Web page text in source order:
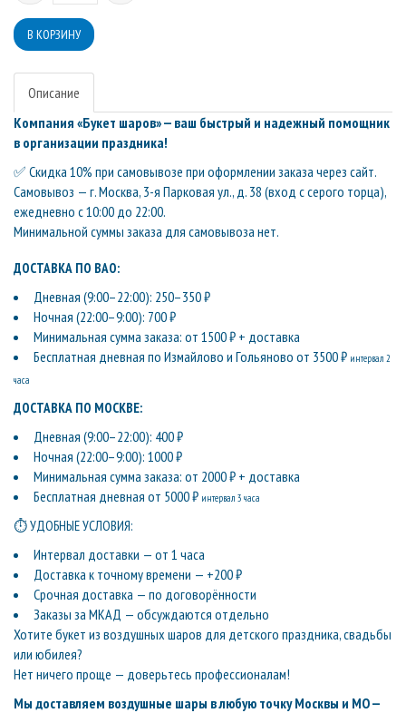
Описание
Компания «Букет шаров» — ваш быстрый и надежный помощник
в организации праздника!
✅ Скидка 10% при самовывозе при оформлении заказа через сайт.
Самовывоз — г. Москва, 3-я Парковая ул., д. 38 (вход с серого торца),
ежедневно с 10:00 до 22:00.
Минимальной суммы заказа для самовывоза нет.
ДОСТАВКА ПО ВАО:
Дневная (9:00–22:00): 250–350 ₽
Ночная (22:00–9:00): 700 ₽
Минимальная сумма заказа: от 1500 ₽ + доставка
Бесплатная дневная по Измайлово и Гольяново от 3500 ₽ интервал 2
часа
ДОСТАВКА ПО МОСКВЕ:
Дневная (9:00–22:00): 400 ₽
Ночная (22:00–9:00): 1000 ₽
Минимальная сумма заказа: от 2000 ₽ + доставка
Бесплатная дневная от 5000 ₽ интервал 3 часа
⏱ УДОБНЫЕ УСЛОВИЯ:
Интервал доставки — от 1 часа
Доставка к точному времени — +200 ₽
Срочная доставка — по договорённости
Заказы за МКАД — обсуждаются отдельно
Хотите букет из воздушных шаров для детского праздника, свадьбы
или юбилея?
Нет ничего проще — доверьтесь профессионалам!
Мы доставляем воздушные шары в любую точку Москвы и МО —